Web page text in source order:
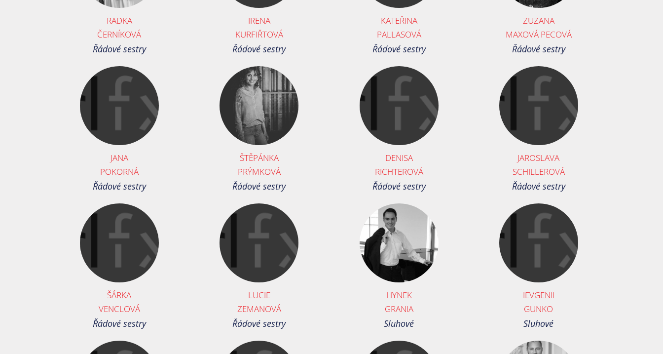
RADKA
ČERNÍKOVÁ
Řádové sestry
IRENA
KURFIŘTOVÁ
Řádové sestry
KATEŘINA
PALLASOVÁ
Řádové sestry
ZUZANA
MAXOVÁ PECOVÁ
Řádové sestry
JANA
POKORNÁ
Řádové sestry
ŠTĚPÁNKA
PRÝMKOVÁ
Řádové sestry
DENISA
RICHTEROVÁ
Řádové sestry
JAROSLAVA
SCHILLEROVÁ
Řádové sestry
ŠÁRKA
VENCLOVÁ
Řádové sestry
LUCIE
ZEMANOVÁ
Řádové sestry
HYNEK
GRANIA
Sluhové
IEVGENII
GUNKO
Sluhové